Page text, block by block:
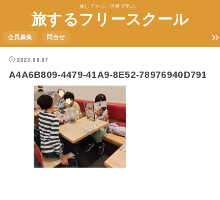
旅して学ぶ。世界で学ぶ。
旅するフリースクール
会員募集 問合せ
2023.08.07
A4A6B809-4479-41A9-8E52-78976940D791